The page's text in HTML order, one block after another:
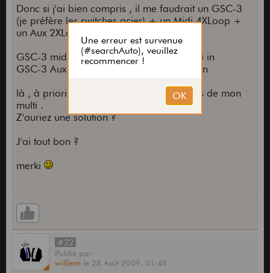
Donc si j'ai bien compris , il me faudrait un GSC-3
(je préfère les switches acier) + un Midi 4XLoop +
un Aux 2XLoop ?
GSC-3 midi out dans le Midi 4XLoop midi in
GSC-3 Aux Out dans le Aux 2XLoop aux in
là , à priori , je gère tout SAUF les presets de mon
multi .
Z'auriez une solution ?
J'ai tout bon ?
merki
#22
Publié par
willem le 28 Août 2009, 01:48